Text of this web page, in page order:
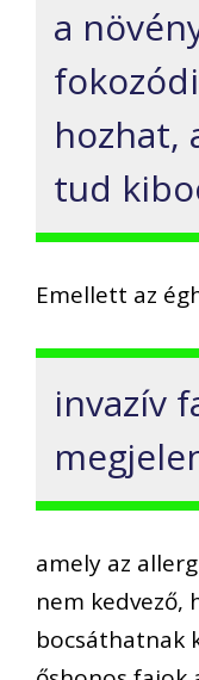
a
hozhat,
tud
Emellett az
invazív
amely az
nem kedvező,
bocsáthatnak